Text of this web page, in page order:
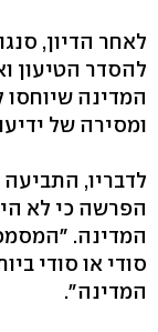
לאחר הדיון,
להסדר הטיעון
המדינה
ומסירה של
לדבריו,
הפרשה כי לא
המדינה.
סודי או סודי
המדינה".